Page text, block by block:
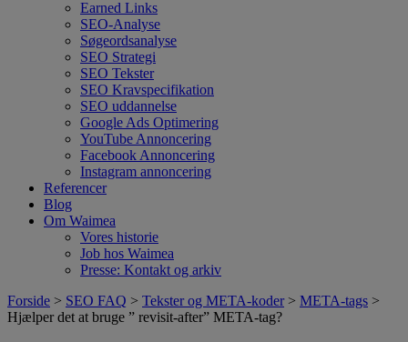
Earned Links
SEO-Analyse
Søgeordsanalyse
SEO Strategi
SEO Tekster
SEO Kravspecifikation
SEO uddannelse
Google Ads Optimering
YouTube Annoncering
Facebook Annoncering
Instagram annoncering
Referencer
Blog
Om Waimea
Vores historie
Job hos Waimea
Presse: Kontakt og arkiv
Forside > SEO FAQ > Tekster og META-koder> META-tags >
Hjælper det at bruge ” revisit-after” META-tag?